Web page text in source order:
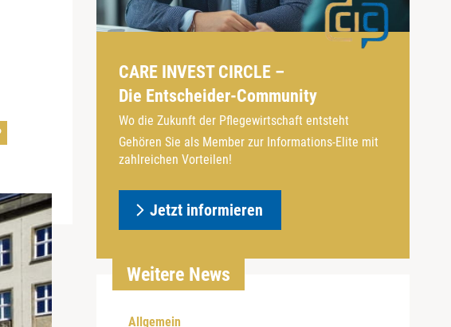
CARE INVEST CIRCLE –
Die Entscheider-Community
Wo die Zukunft der Pflegewirtschaft entsteht
Gehören Sie als Member zur Informations-Elite mit
zahlreichen Vorteilen!
Jetzt informieren
Weitere News
Allgemein